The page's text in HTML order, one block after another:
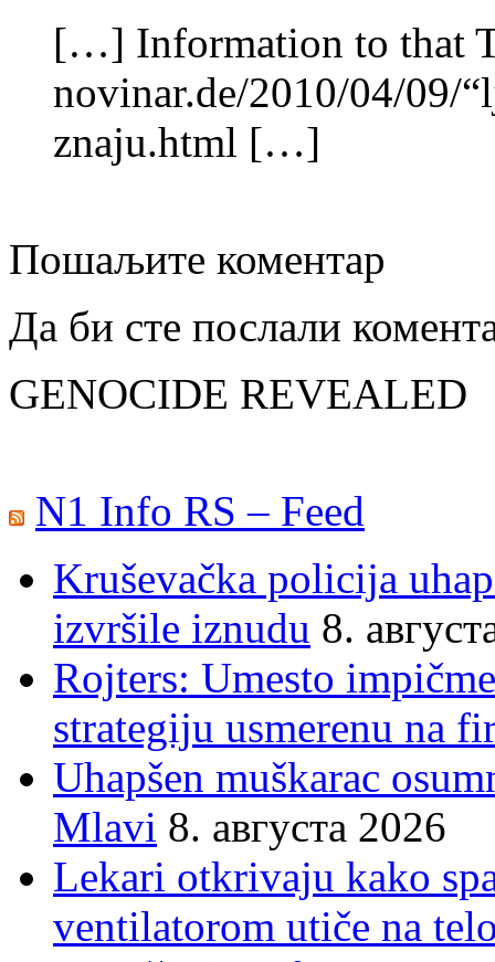
[…] Information to that
novinar.de/2010/04/09/
znaju.html […]
Пошаљите коментар
Да би сте послали
GENOCIDE REVEALED
N1 Info RS – Feed
Kruševačka policija
izvršile iznudu 8.
Rojters: Umesto
strategiju usmerenu na
Uhapšen muškarac
Mlavi 8. августа 2026
Lekari otkrivaju kako
ventilatorom utiče na